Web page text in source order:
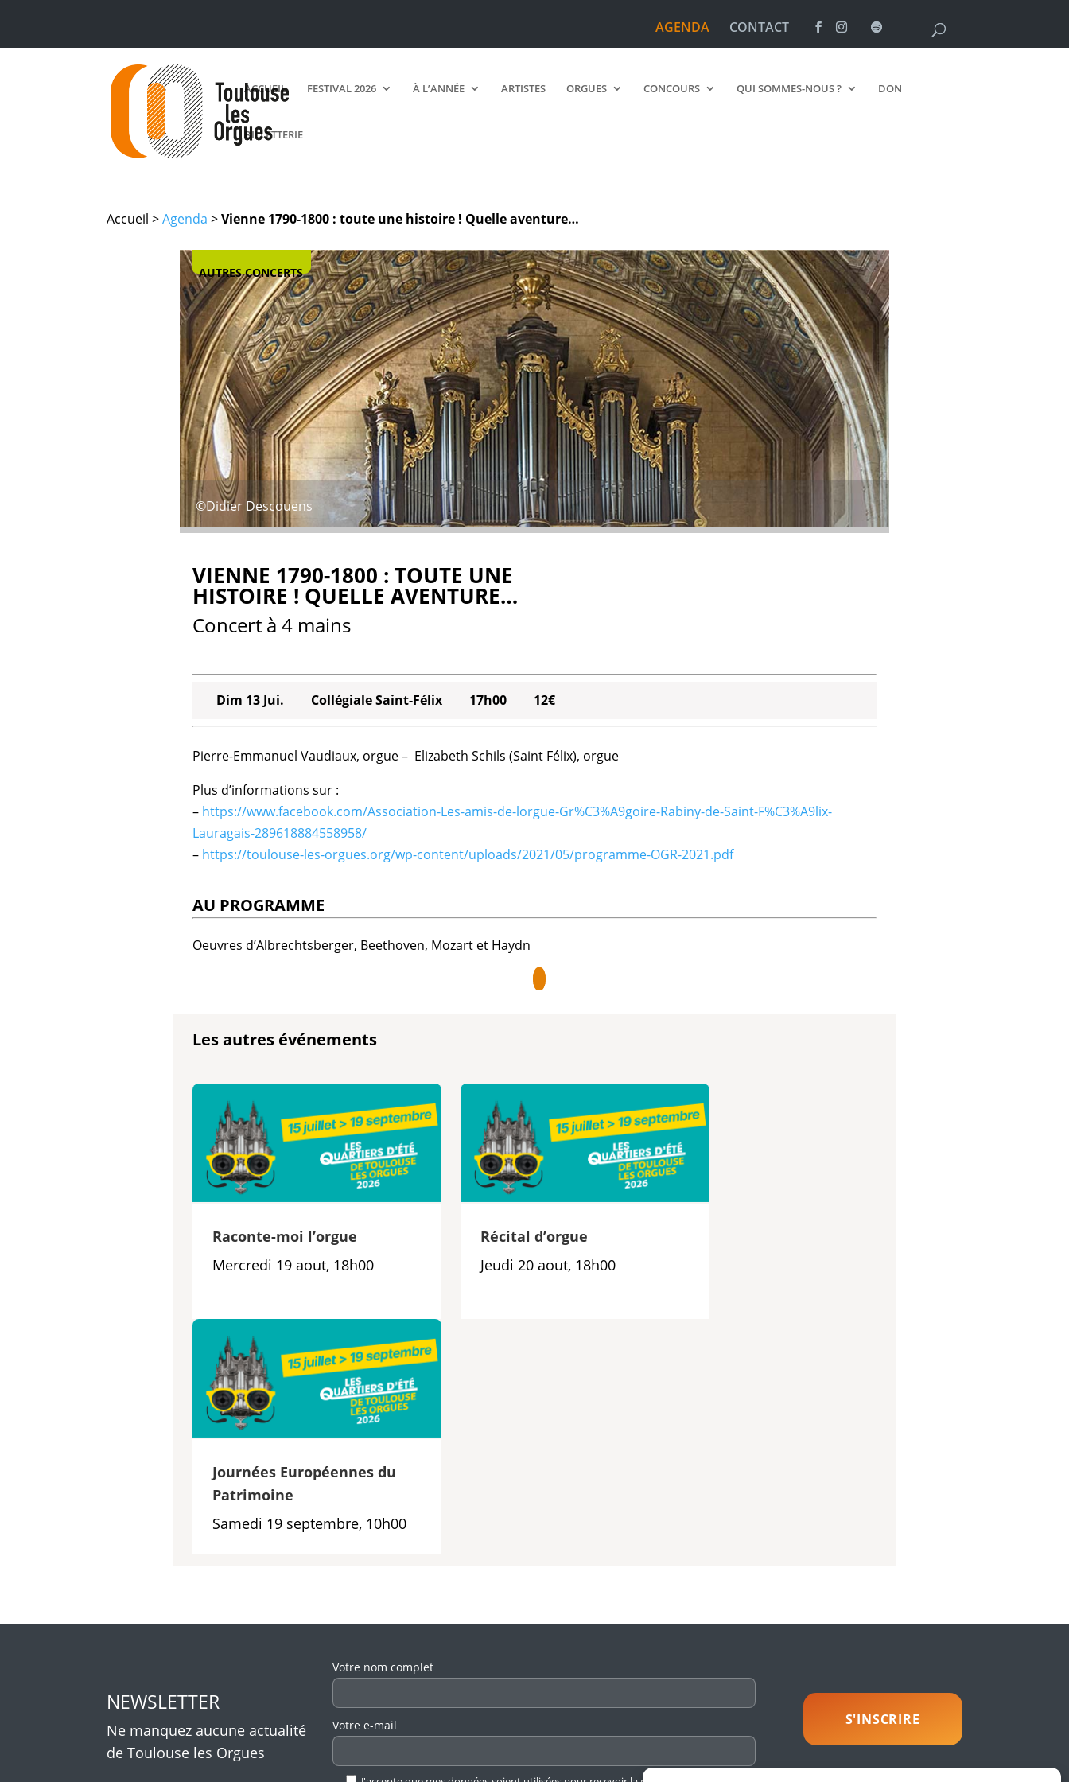
AGENDA CONTACT
ACCUEIL FESTIVAL 2026 À L’ANNÉE ARTISTES ORGUES CONCOURS QUI SOMMES-NOUS ? DON
BILLETTERIE
Accueil >Agenda >Vienne 1790-1800 : toute une histoire ! Quelle aventure…
AUTRES CONCERTS
©Didier Descouens
VIENNE 1790-1800 : TOUTE UNE
HISTOIRE ! QUELLE AVENTURE…
Concert à 4 mains
Dim 13 Jui. Collégiale Saint-Félix 17h00 12€
Pierre-Emmanuel Vaudiaux, orgue – Elizabeth Schils (Saint Félix), orgue
Plus d’informations sur :
– https://www.facebook.com/Association-Les-amis-de-lorgue-Gr%C3%A9goire-Rabiny-de-Saint-F%C3%A9lix-
Lauragais-289618884558958/
– https://toulouse-les-orgues.org/wp-content/uploads/2021/05/programme-OGR-2021.pdf
AU PROGRAMME
Oeuvres d’Albrechtsberger, Beethoven, Mozart et Haydn
Les autres événements
Raconte-moi l’orgue
Mercredi 19 aout, 18h00
Récital d’orgue
Jeudi 20 aout, 18h00
Journées Européennes du
Patrimoine
Samedi 19 septembre, 10h00
NEWSLETTER
Ne manquez aucune actualité
de Toulouse les Orgues
Veuillez laisser ce champ vide.
Votre nom complet
Votre e-mail